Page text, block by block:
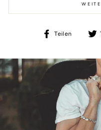
Teilen
Auf